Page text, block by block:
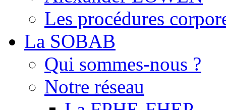
Les procédures
La SOBAB
Qui sommes-nous ?
Notre réseau